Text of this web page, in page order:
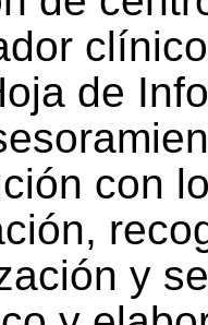
de
con
y